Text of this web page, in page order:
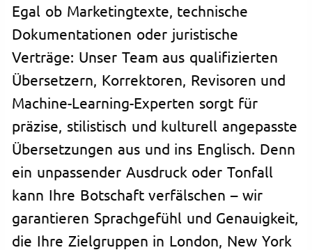
Egal ob Marketingtexte, technische
Dokumentationen oder juristische
Verträge: Unser Team aus qualifizierten
Übersetzern, Korrektoren, Revisoren und
Machine-Learning-Experten sorgt für
präzise, stilistisch und kulturell angepasste
Übersetzungen aus und ins Englisch. Denn
ein unpassender Ausdruck oder Tonfall
kann Ihre Botschaft verfälschen – wir
garantieren Sprachgefühl und Genauigkeit,
die Ihre Zielgruppen in London, New York